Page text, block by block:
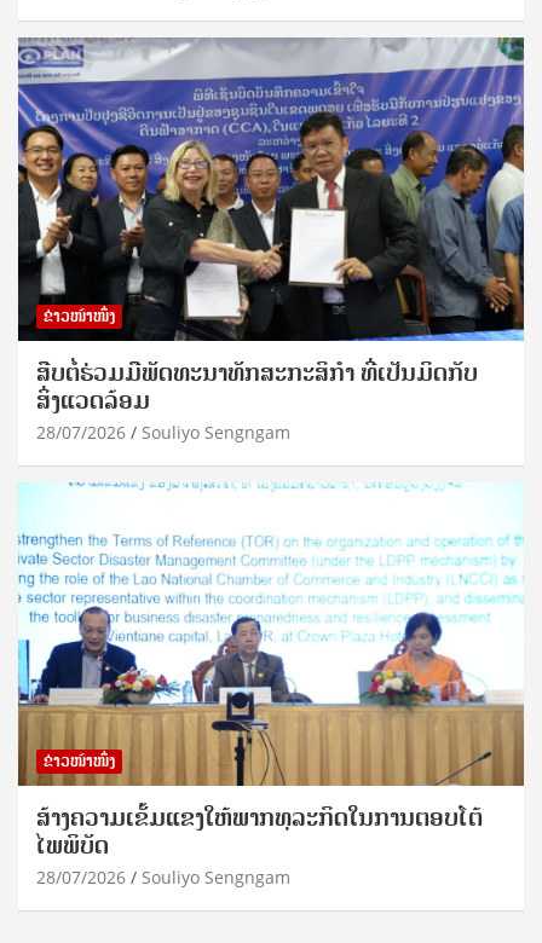
ຂ່າວໜ້າໜຶ່ງ
ສືບຕໍ່ຮ່ວມມືພັດທະນາທັກສະກະສິກຳ ທີ່ເປັນມິດກັບ
ສິ່ງແວດລ້ອມ
28/07/2026 Souliyo Sengngam
ຂ່າວໜ້າໜຶ່ງ
ສ້າງຄວາມເຂັ້ມແຂງໃຫ້ພາກທຸລະກິດໃນການຕອບໂຕ້
ໄພພິບັດ
28/07/2026 Souliyo Sengngam